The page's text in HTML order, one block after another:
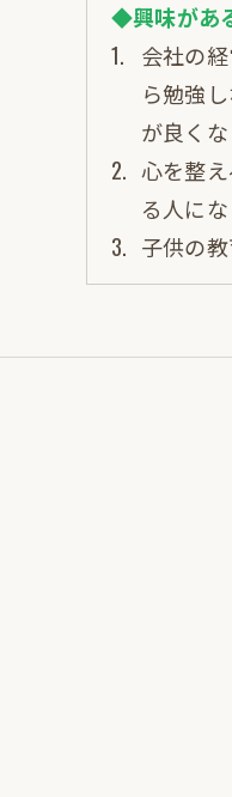
◆興味があ
会社の
ら勉強
が良く
心を整
る人にな
子供の